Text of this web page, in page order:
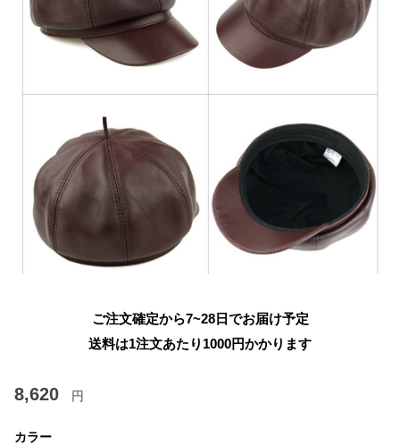
ご注文確定から7~28日でお届け予定
送料は1注文あたり 1000円かかります
8,620 円
カラー